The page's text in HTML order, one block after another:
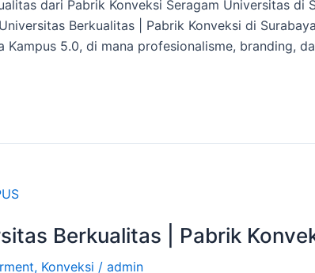
dari Pabrik Konveksi Seragam Universitas
Berkualitas | Pabrik Konveksi di
Kampus 5.0, di mana profesionalisme, branding,
Berkualitas | Pabrik
, Konveksi / admin